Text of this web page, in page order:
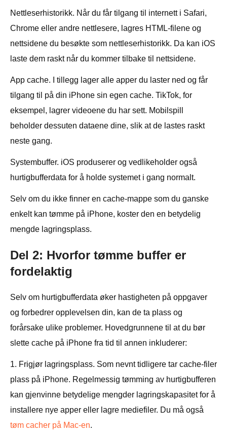
Nettleserhistorikk. Når du får tilgang til internett i Safari,
Chrome eller andre nettlesere, lagres HTML-filene og
nettsidene du besøkte som nettleserhistorikk. Da kan iOS
laste dem raskt når du kommer tilbake til nettsidene.
App cache. I tillegg lager alle apper du laster ned og får
tilgang til på din iPhone sin egen cache. TikTok, for
eksempel, lagrer videoene du har sett. Mobilspill
beholder dessuten dataene dine, slik at de lastes raskt
neste gang.
Systembuffer. iOS produserer og vedlikeholder også
hurtigbufferdata for å holde systemet i gang normalt.
Selv om du ikke finner en cache-mappe som du ganske
enkelt kan tømme på iPhone, koster den en betydelig
mengde lagringsplass.
Del 2: Hvorfor tømme buffer er
fordelaktig
Selv om hurtigbufferdata øker hastigheten på oppgaver
og forbedrer opplevelsen din, kan de ta plass og
forårsake ulike problemer. Hovedgrunnene til at du bør
slette cache på iPhone fra tid til annen inkluderer:
1. Frigjør lagringsplass. Som nevnt tidligere tar cache-filer
plass på iPhone. Regelmessig tømming av hurtigbufferen
kan gjenvinne betydelige mengder lagringskapasitet for å
installere nye apper eller lagre mediefiler. Du må også
tøm cacher på Mac-en.